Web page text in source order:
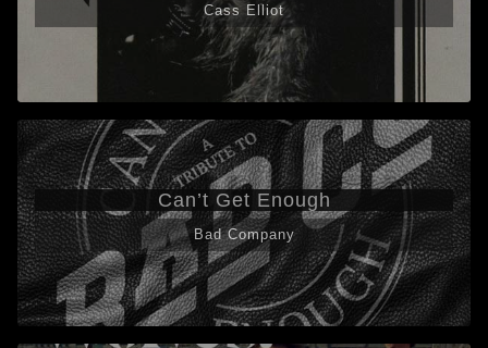
Cass Elliot
Can’t Get Enough
Bad Company